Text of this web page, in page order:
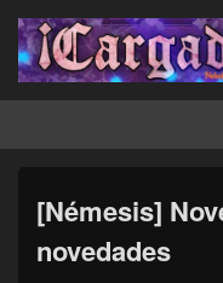
¡Cargad!
[Némesis]
novedades